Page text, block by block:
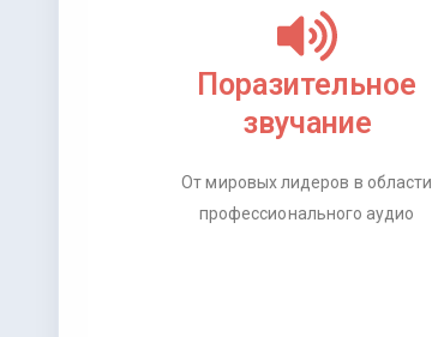
Поразительное
звучание
От мировых лидеров в области
профессионального аудио